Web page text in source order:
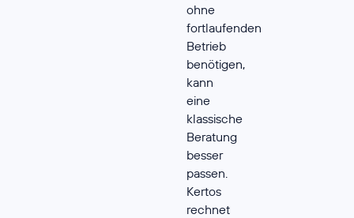
ohne
fortlaufenden
Betrieb
benötigen,
kann
eine
klassische
Beratung
besser
passen.
Kertos
rechnet